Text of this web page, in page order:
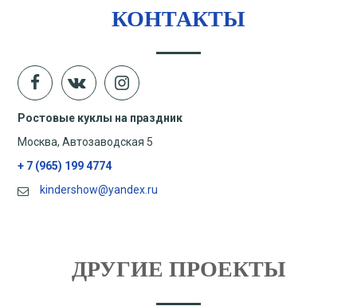
КОНТАКТЫ
Ростовые куклы на праздник
Москва, Автозаводская 5
+ 7 (965) 199 4774
kindershow@yandex.ru
ДРУГИЕ ПРОЕКТЫ